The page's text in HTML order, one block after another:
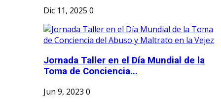
Dic 11, 2025 0
Jornada Taller en el Día Mundial de la
Toma de Conciencia...
Jun 9, 2023 0